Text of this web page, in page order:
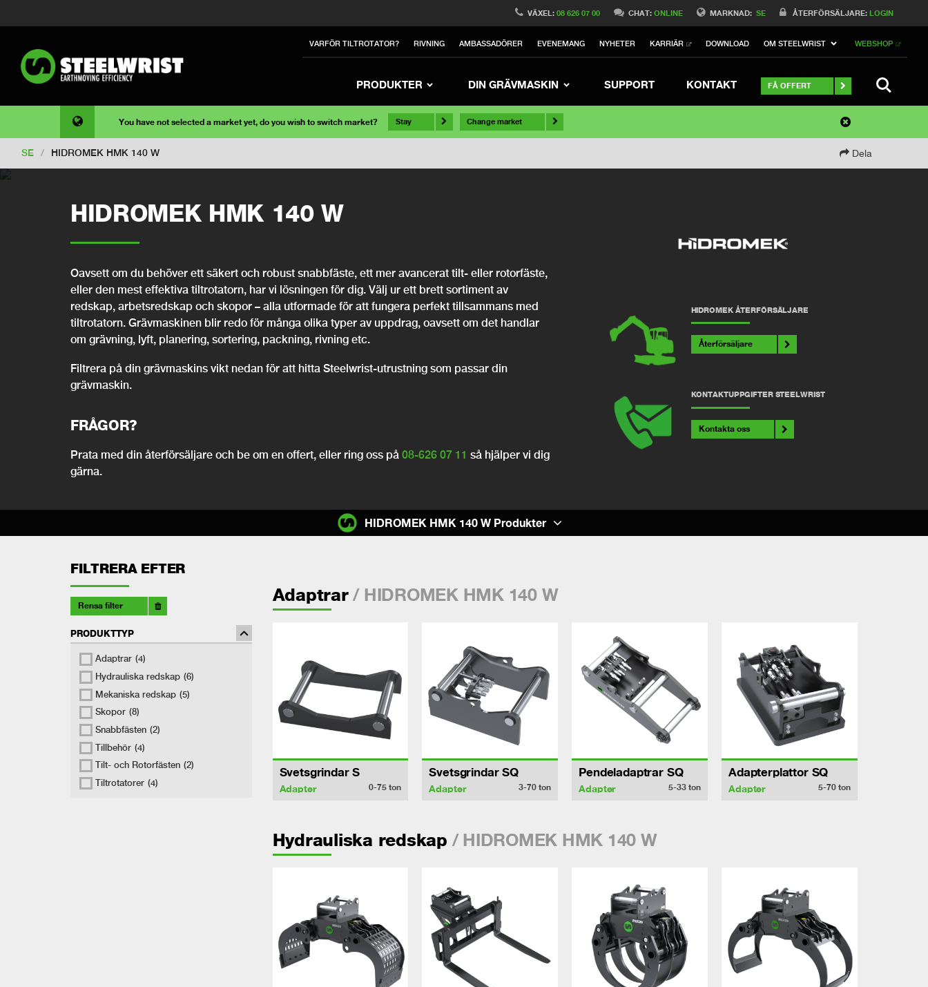
MARKNAD: SE ÅTERFÖRSÄLJARE: LOGIN
VÄXEL:08 626 07 00 CHAT:ONLINE
VARFÖR TILTROTATOR? RIVNING AMBASSADÖRER EVENEMANG NYHETER KARRIÄR DOWNLOAD OM STEELWRIST WEBSHOP
PRODUKTER DIN GRÄVMASKIN SUPPORT KONTAKT FÅ OFFERT
You have not selected a market yet, do you wish to switch market? Stay Change market
SE / HIDROMEK HMK 140 W Dela
HIDROMEK HMK 140 W
Oavsett om du behöver ett säkert och robust snabbfäste, ett mer avancerat tilt- eller rotorfäste,
eller den mest effektiva tiltrotatorn, har vi lösningen för dig. Välj ur ett brett sortiment av
redskap, arbetsredskap och skopor – alla utformade för att fungera perfekt tillsammans med
tiltrotatorn. Grävmaskinen blir redo för många olika typer av uppdrag, oavsett om det handlar
om grävning, lyft, planering, sortering, packning, rivning etc.
Filtrera på din grävmaskins vikt nedan för att hitta Steelwrist-utrustning som passar din
grävmaskin.
FRÅGOR?
Prata med din återförsäljare och be om en offert, eller ring oss på 08-626 07 11 så hjälper vi dig
gärna.
HIDROMEK ÅTERFÖRSÄLJARE
Återförsäljare
KONTAKTUPPGIFTER STEELWRIST
Kontakta oss
FILTRERA EFTER
Rensa filter
PRODUKTTYP
Adaptrar (4)
Hydrauliska redskap (6)
Mekaniska redskap (5)
Skopor (8)
Snabbfästen (2)
Tillbehör (4)
Tilt- och Rotorfästen (2)
Tiltrotatorer (4)
Adaptrar/ HIDROMEK HMK 140 W
Svetsgrindar S
Adapter 0-75ton
Svetsgrindar SQ
Adapter 3-70ton
Pendeladaptrar SQ
Adapter 5-33ton
Adapterplattor SQ
Adapter 5-70 ton
Hydrauliska redskap / HIDROMEK HMK 140 W
HIDROMEK HMK 140 W Produkter